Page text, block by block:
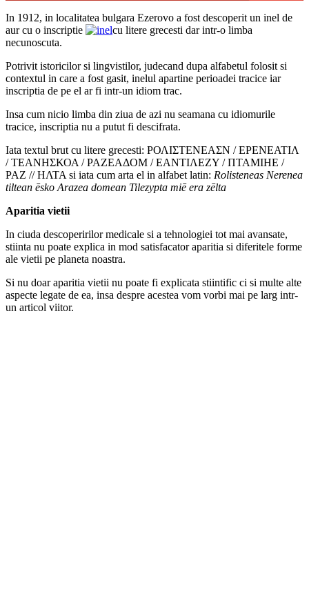
In 1912, in localitatea bulgara Ezerovo a fost descoperit un inel de
aur cu o inscriptie
cu litere grecesti dar intr-o limba
necunoscuta.
Potrivit istoricilor si lingvistilor, judecand dupa alfabetul folosit si
contextul in care a fost gasit, inelul apartine perioadei tracice iar
inscriptia de pe el ar fi intr-un idiom trac.
Insa cum nicio limba din ziua de azi nu seamana cu idiomurile
tracice, inscriptia nu a putut fi descifrata.
Iata textul brut cu litere grecesti: ΡΟΛΙΣΤΕΝΕΑΣΝ / ΕΡΕΝΕΑΤΙΛ
/ ΤΕΑΝΗΣΚΟΑ / ΡΑΖΕΑΔΟΜ / ΕΑΝΤΙΛΕΖΥ / ΠΤΑΜΙΗΕ /
ΡΑΖ // ΗΛΤΑ si iata cum arta el in alfabet latin: Rolisteneas Nerenea
tiltean ēsko Arazea domean Tilezypta miē era zēlta
Aparitia vietii
In ciuda descoperirilor medicale si a tehnologiei tot mai avansate,
stiinta nu poate explica in mod satisfacator aparitia si diferitele forme
ale vietii pe planeta noastra.
Si nu doar aparitia vietii nu poate fi explicata stiintific ci si multe alte
aspecte legate de ea, insa despre acestea vom vorbi mai pe larg intr-
un articol viitor.